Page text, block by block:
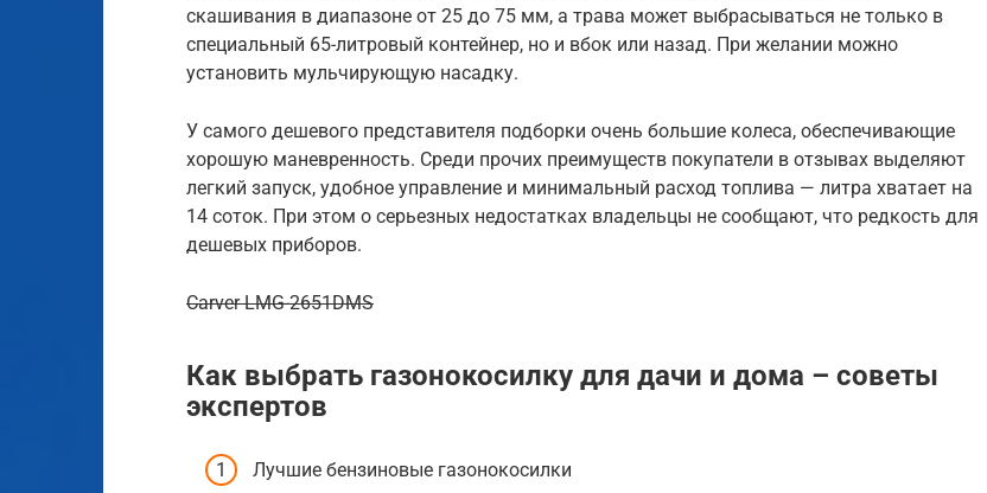
скашивания в диапазоне от 25 до 75 мм, а трава может выбрасываться не только в
специальный 65-литровый контейнер, но и вбок или назад. При желании можно
установить мульчирующую насадку.
У самого дешевого представителя подборки очень большие колеса, обеспечивающие
хорошую маневренность. Среди прочих преимуществ покупатели в отзывах выделяют
легкий запуск, удобное управление и минимальный расход топлива — литра хватает на
14 соток. При этом о серьезных недостатках владельцы не сообщают, что редкость для
дешевых приборов.
Carver LMG-2651DMS
Как выбрать газонокосилку для дачи и дома – советы
экспертов
Лучшие бензиновые газонокосилки